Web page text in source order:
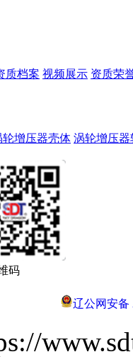
质档案 视频展示 资质荣
轮增压器壳体 涡轮增压器
码
辽公网安备